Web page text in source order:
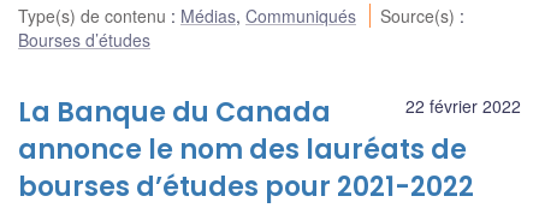
Type(s) de contenu : Médias, Communiqués Source(s) :
Bourses d’études
22 février 2022
La Banque du Canada
annonce le nom des lauréats de
bourses d’études pour 2021-2022